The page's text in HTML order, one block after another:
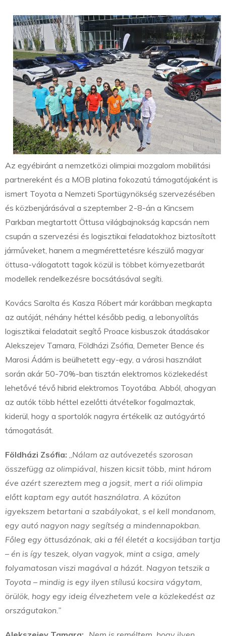
Az egyébiránt a nemzetközi olimpiai mozgalom mobilitási
partnereként és a MOB platina fokozatú támogatójaként is
ismert Toyota a Nemzeti Sportügynökség szervezésében
és közbenjárásával a szeptember 2-8-án a Kincsem
Parkban megtartott Öttusa világbajnokság kapcsán nem
csupán a szervezési és logisztikai feladatokhoz biztosított
járműveket, hanem a megmérettetésre készülő magyar
öttusa-válogatott tagok közül is többet környezetbarát
modellek rendelkezésre bocsátásával segíti.
Kovács Sarolta és Kasza Róbert már korábban megkapta
az autóját, néhány héttel később pedig, a lebonyolítás
logisztikai feladatait segítő Proace kisbuszok átadásakor
Alekszejev Tamara, Földházi Zsófia, Demeter Bence és
Marosi Ádám is beülhetett egy-egy, a városi használat
során akár 50-70%-ban tisztán elektromos közlekedést
lehetővé tévő hibrid elektromos Toyotába. Abból, ahogyan
az autók több héttel ezelőtti átvételkor fogalmaztak,
kiderül, hogy a sportolók nagyra értékelik az autógyártó
támogatását.
Földházi Zsófia: „Nálam az autóvezetés szorosan
összefügg az olimpiával, hiszen kicsit több, mint három
éve azért szereztem meg a jogsit, mert a riói olimpia
előtt kaptam egy autót használatra. A közúton
igyekszem betartani a szabályokat, s el kell mondanom,
egy autó nagyon nagy segítség a mindennapokban.
Főleg egy öttusázónak, aki a fél életét a kocsijában tartja
– én is így teszek, olyan vagyok, mint a csiga, amely
folyamatosan viszi magával a házát. Nagyon tetszik a
Toyota – mindig is egy ilyen stílusú kocsira vágytam,
örülök, hogy egy ideig élvezhetem vele a közlekedést az
országutakon.”